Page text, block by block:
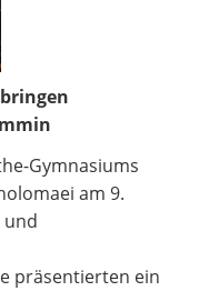
Gymnasiums
am 9.
und
präsentierten ein